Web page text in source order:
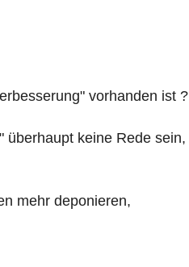
vorhanden ist ?
überhaupt keine Rede sein,
mehr deponieren,